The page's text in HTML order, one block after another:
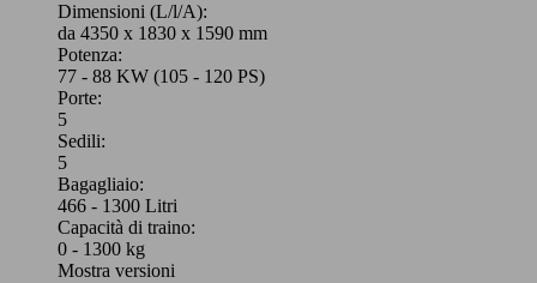
Dimensioni (L/l/A):
da 4350 x 1830 x 1590 mm
Potenza:
77 - 88 KW (105 - 120 PS)
Porte:
5
Sedili:
5
Bagagliaio:
466 - 1300 Litri
Capacità di traino:
0 - 1300 kg
Mostra versioni